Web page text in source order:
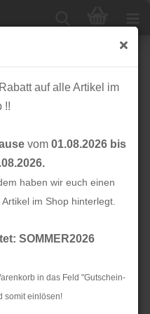
auf alle Artikel im
!!
vom 01.08.2026 bis
haben wir euch einen
im Shop hinterlegt.
SOMMER2026
in das Feld "Gutschein-
somit einlösen!
- beige